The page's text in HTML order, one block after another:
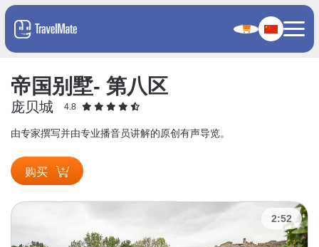
帝国别墅- 第八区
庞贝城 4.8
由专家撰写并由专业播音员讲解的原创有声导览。
购买
2:52